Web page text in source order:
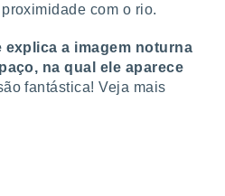
com o rio.
explica a imagem noturna
na qual ele aparece
fantástica! Veja mais